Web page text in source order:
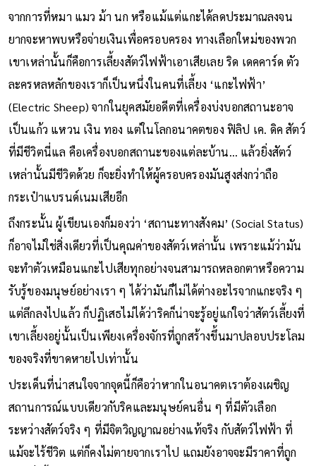
จากการที่หมา แมว ม้า นก หรือแม้แต่แกะได้ลดประมาณลงจน
ยากจะหาพบหรือจ่ายเงินเพื่อครอบครอง ทางเลือกใหม่ของพวก
เขาเหล่านั้นก็คือการเลี้ยงสัตว์ไฟฟ้าเอาเสียเลย ริด เดคคาร์ด ตัว
ละครหลหลักของเราก็เป็นหนึ่งในคนที่เลี้ยง ‘แกะไฟฟ้า’
(Electric Sheep) จากในยุคสมัยอดีตที่เครื่องบ่งบอกสถานะอาจ
เป็นแก้ว แหวน เงิน ทอง แต่ในโลกอนาคตของ ฟิลิป เค. ดิค สัตว์
ที่มีชีวิตนี่แล คือเครื่องบอกสถานะของแต่ละบ้าน… แล้วยิ่งสัตว์
เหล่านั้นมีชีวิตด้วย ก็จะยิ่งทำให้ผู้ครอบครองมันสูงส่งกว่าถือ
กระเป๋าแบรนด์เนมเสียอีก
ถึงกระนั้น ผู้เขียนเองก็มองว่า ‘สถานะทางสังคม’ (Social Status)
ก็อาจไม่ใช่สิ่งเดียวที่เป็นคุณค่าของสัตว์เหล่านั้น เพราะแม้ว่ามัน
จะทำตัวเหมือนแกะไปเสียทุกอย่างจนสามารถหลอกตาหรือความ
รับรู้ของมนุษย์อย่างเรา ๆ ได้ว่ามันก็ไม่ได้ต่างอะไรจากแกะจริง ๆ
แต่ลึกลงไปแล้ว ก็ปฏิเสธไม่ได้ว่าริคก็น่าจะรู้อยู่แก่ใจว่าสัตว์เลี้ยงที่
เขาเลี้ยงอยู่นั้นเป็นเพียงเครื่องจักรที่ถูกสร้างขึ้นมาปลอบประโลม
ของจริงที่ขาดหายไปเท่านั้น
ประเด็นที่น่าสนใจจากจุดนี้ก็คือว่าหากในอนาคตเราต้องเผชิญ
สถานการณ์แบบเดียวกับริคและมนุษย์คนอื่น ๆ ที่มีตัวเลือก
ระหว่างสัตว์จริง ๆ ที่มีจิตวิญญาณอย่างแท้จริง กับสัตว์ไฟฟ้า ที่
แม้จะไร้ชีวิต แต่ก็คงไม่ตายจากเราไป แถมยังอาจจะมีราคาที่ถูก